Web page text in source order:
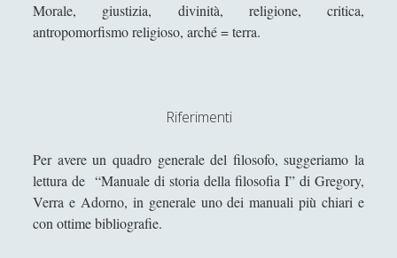
ventaglio rinfresca di sciami
Una "sete di successo" per il piccione... lavatore
dell'idealismo
VENERE IN CORNICE - Il treno della chiocciola che
"sbuffa" dall'oro / The train of a snail which "puffs"
Morale, giustizia, divinità, religione, critica,
antropomorfismo religioso, arché = terra.
Riferimenti
Per avere un quadro generale del filosofo, suggeriamo la
lettura de “Manuale di storia della filosofia I” di Gregory,
Verra e Adorno, in generale uno dei manuali più chiari e
con ottime bibliografie.